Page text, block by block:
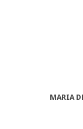
MARIA